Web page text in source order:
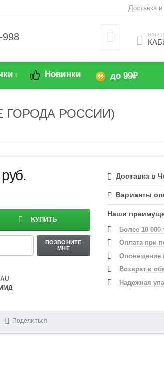
Доставка
998 ВАШ
Новинки до 99₽
ГОРОДА РОССИИ)
руб.
КУПИТЬ
ПОЗВОНИТЕ
МНЕ
Доставка в
Варианты
Наши
Более 10 000
Оплата при
Оповещение
Возврат и
Надежная
Поделиться